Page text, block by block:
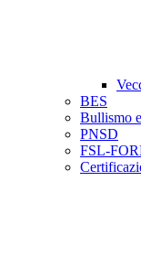
BES
Bullismo
PNSD
FSL-